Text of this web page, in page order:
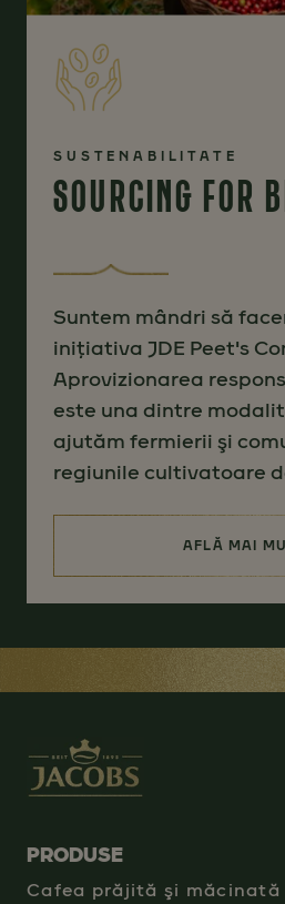
SUSTENABILITATE
SOURCING FOR
Suntem mândri să
inițiativa JDE Peet's
Aprovizionarea
este una dintre
ajutăm fermierii şi
regiunile cultivatoare
AFLĂ MAI
PRODUSE
Cafea prăjită şi măcinată